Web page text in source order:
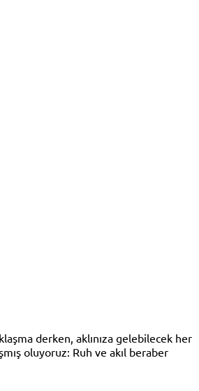
derken, aklınıza gelebilecek her
oluyoruz: Ruh ve akıl beraber